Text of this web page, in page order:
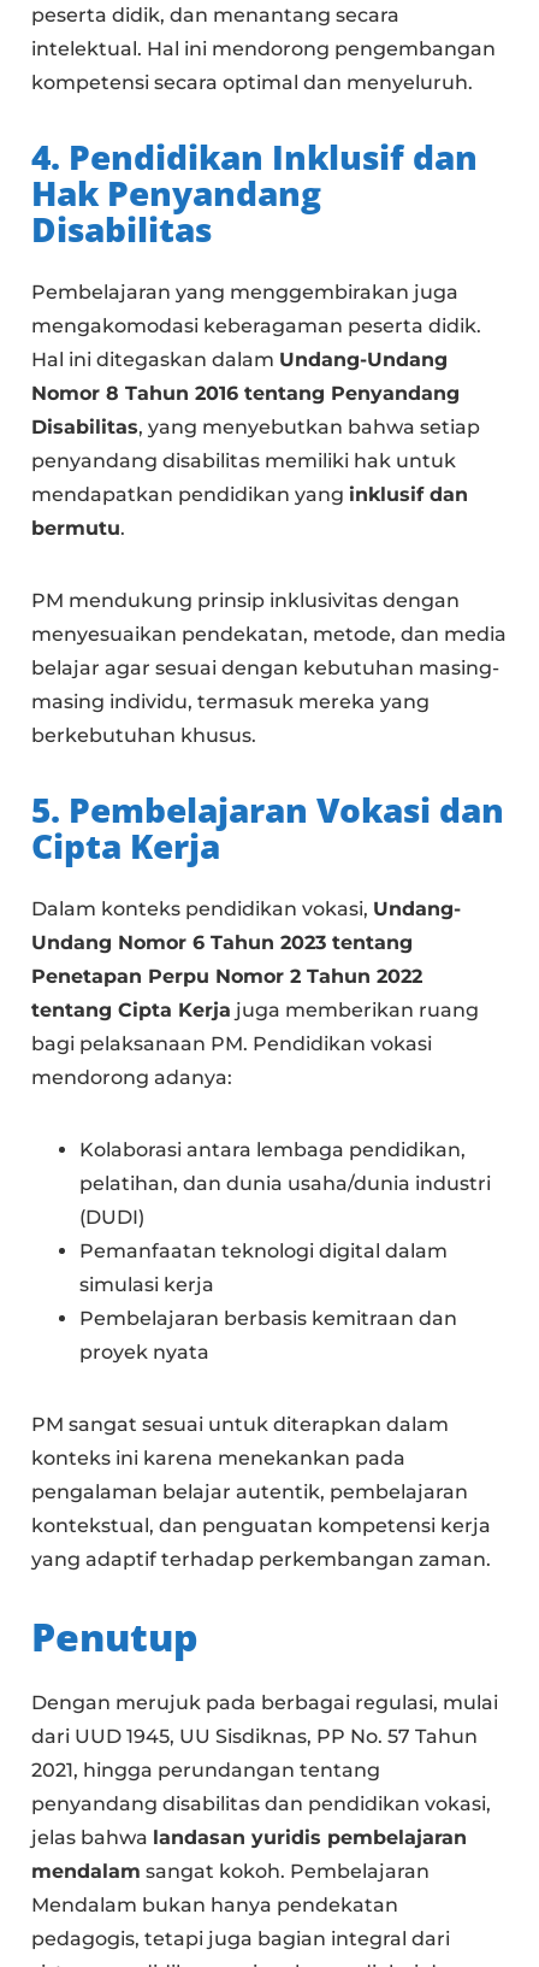
peserta didik, dan menantang secara
intelektual. Hal ini mendorong pengembangan
kompetensi secara optimal dan menyeluruh.
4. Pendidikan Inklusif dan
Hak Penyandang
Disabilitas
Pembelajaran yang menggembirakan juga
mengakomodasi keberagaman peserta didik.
Hal ini ditegaskan dalam Undang-Undang
Nomor 8 Tahun 2016 tentang Penyandang
Disabilitas, yang menyebutkan bahwa setiap
penyandang disabilitas memiliki hak untuk
mendapatkan pendidikan yang inklusif dan
bermutu.
PM mendukung prinsip inklusivitas dengan
menyesuaikan pendekatan, metode, dan media
belajar agar sesuai dengan kebutuhan masing-
masing individu, termasuk mereka yang
berkebutuhan khusus.
5. Pembelajaran Vokasi dan
Cipta Kerja
Dalam konteks pendidikan vokasi, Undang-
Undang Nomor 6 Tahun 2023 tentang
Penetapan Perpu Nomor 2 Tahun 2022
tentang Cipta Kerja juga memberikan ruang
bagi pelaksanaan PM. Pendidikan vokasi
mendorong adanya:
Kolaborasi antara lembaga pendidikan,
pelatihan, dan dunia usaha/dunia industri
(DUDI)
Pemanfaatan teknologi digital dalam
simulasi kerja
Pembelajaran berbasis kemitraan dan
proyek nyata
PM sangat sesuai untuk diterapkan dalam
konteks ini karena menekankan pada
pengalaman belajar autentik, pembelajaran
kontekstual, dan penguatan kompetensi kerja
yang adaptif terhadap perkembangan zaman.
Penutup
Dengan merujuk pada berbagai regulasi, mulai
dari UUD 1945, UU Sisdiknas, PP No. 57 Tahun
2021, hingga perundangan tentang
penyandang disabilitas dan pendidikan vokasi,
jelas bahwa landasan yuridis pembelajaran
mendalam sangat kokoh. Pembelajaran
Mendalam bukan hanya pendekatan
pedagogis, tetapi juga bagian integral dari